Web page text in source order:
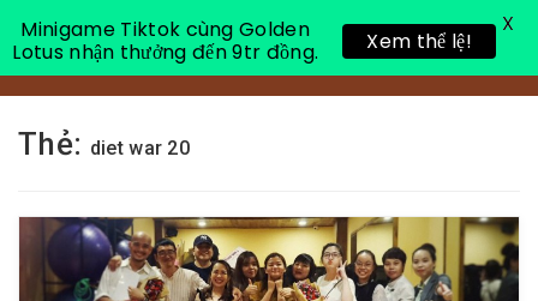
Toggle
Thẻ: diet war 20
Minigame Tiktok cùng Golden
Lotus nhận thưởng đến 9tr đồng.
Xem thể lệ!
X